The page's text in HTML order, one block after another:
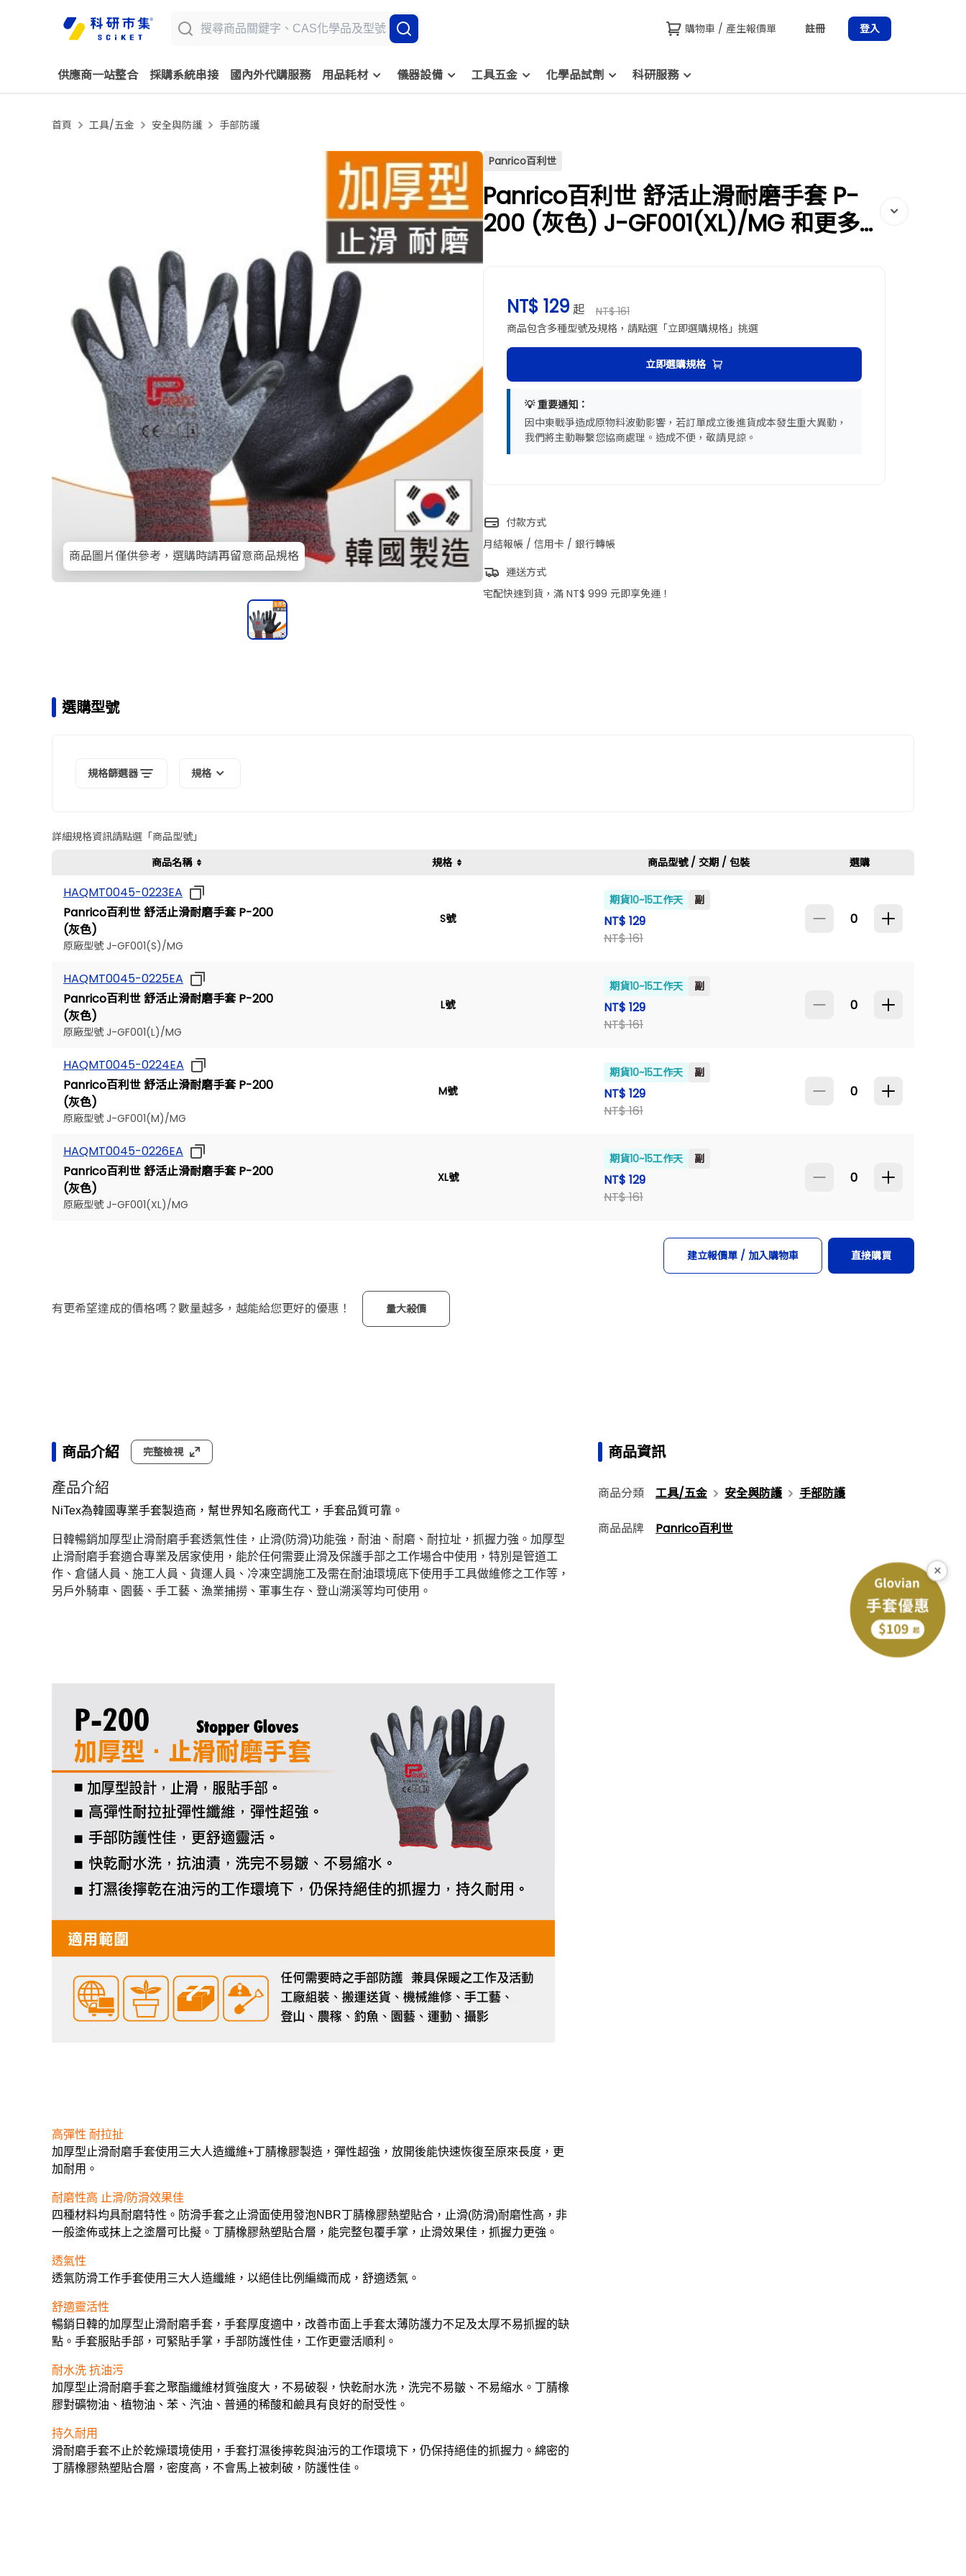
購物車 / 產生報價單 註冊 登入
供應商一站整合 採購系統串接 國內外代購服務 用品耗材 儀器設備 工具五金 化學品試劑 科研服務
首頁 工具/五金 安全與防護 手部防護
商品圖片僅供參考，選購時請再留意商品規格
Panrico百利世
Panrico百利世 舒活止滑耐磨手套 P-
200 (灰色) J-GF001(XL)/MG 和更多型
NT$ 129 起
NT$ 161
商品包含多種型號及規格，請點選「立即選購規格」挑選
立即選購規格
💡 重要通知：
因中東戰爭造成原物料波動影響，若訂單成立後進貨成本發生重大異動，
我們將主動聯繫您協商處理。造成不便，敬請見諒。
付款方式
月結報帳 / 信用卡 / 銀行轉帳
運送方式
宅配快速到貨，滿 NT$ 999 元即享免運！
選購型號
規格篩選器 規格
詳細規格資訊請點選「商品型號」
商品名稱
規格 商品型號 / 交期 / 包裝 選購
HAQMT0045-0223EA
Panrico百利世 舒活止滑耐磨手套 P-200
(灰色)
原廠型號 J-GF001(S)/MG
HAQMT0045-0225EA
Panrico百利世 舒活止滑耐磨手套 P-200
(灰色)
原廠型號 J-GF001(L)/MG
HAQMT0045-0224EA
Panrico百利世 舒活止滑耐磨手套 P-200
(灰色)
原廠型號 J-GF001(M)/MG
HAQMT0045-0226EA
Panrico百利世 舒活止滑耐磨手套 P-200
(灰色)
原廠型號 J-GF001(XL)/MG
S號
L號
M號
XL號
期貨10~15工作天 副
NT$ 129
NT$ 161
期貨10~15工作天 副
NT$ 129
NT$ 161
期貨10~15工作天 副
NT$ 129
NT$ 161
期貨10~15工作天 副
NT$ 129
NT$ 161
建立報價單 / 加入購物車 直接購買
有更希望達成的價格嗎？數量越多，越能給您更好的優惠！ 量大殺價
商品介紹 完整檢視
產品介紹
NiTex為韓國專業手套製造商，幫世界知名廠商代工，手套品質可靠。
日韓暢銷加厚型止滑耐磨手套透氣性佳，止滑(防滑)功能強，耐油、耐磨、耐拉址，抓握力強。加厚型
止滑耐磨手套適合專業及居家使用，能於任何需要止滑及保護手部之工作場合中使用，特別是管道工
作、倉儲人員、施工人員、貨運人員、冷凍空調施工及需在耐油環境底下使用手工具做維修之工作等，
另戶外騎車、園藝、手工藝、漁業捕撈、軍事生存、登山溯溪等均可使用。
高彈性 耐拉扯
加厚型止滑耐磨手套使用三大人造纖維+丁腈橡膠製造，彈性超強，放開後能快速恢復至原來長度，更
加耐用。
耐磨性高 止滑/防滑效果佳
四種材料均具耐磨特性。防滑手套之止滑面使用發泡NBR丁腈橡膠熱塑貼合，止滑(防滑)耐磨性高，非
一般塗佈或抹上之塗層可比擬。丁腈橡膠熱塑貼合層，能完整包覆手掌，止滑效果佳，抓握力更強。
透氣性
透氣防滑工作手套使用三大人造纖維，以絕佳比例編織而成，舒適透氣。
舒適靈活性
暢銷日韓的加厚型止滑耐磨手套，手套厚度適中，改善市面上手套太薄防護力不足及太厚不易抓握的缺
點。手套服貼手部，可緊貼手掌，手部防護性佳，工作更靈活順利。
耐水洗 抗油污
加厚型止滑耐磨手套之聚酯纖維材質強度大，不易破裂，快乾耐水洗，洗完不易皺、不易縮水。丁腈橡
膠對礦物油、植物油、苯、汽油、普通的稀酸和鹼具有良好的耐受性。
持久耐用
滑耐磨手套不止於乾燥環境使用，手套打濕後擰乾與油污的工作環境下，仍保持絕佳的抓握力。綿密的
丁腈橡膠熱塑貼合層，密度高，不會馬上被刺破，防護性佳。
商品資訊
商品分類 工具/五金 安全與防護 手部防護
商品品牌 Panrico百利世
×